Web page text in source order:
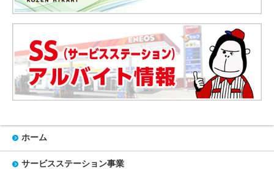
ホーム
サービスステーション事業